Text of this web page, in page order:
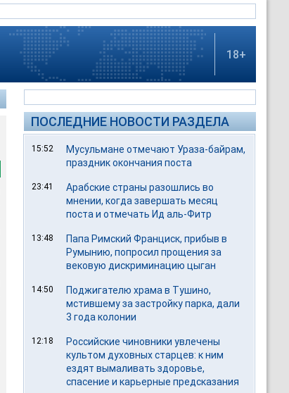
18+
ПОСЛЕДНИЕ НОВОСТИ РАЗДЕЛА
15:52
Мусульмане отмечают Ураза-байрам,
праздник окончания поста
23:41
Арабские страны разошлись во
мнении, когда завершать месяц
поста и отмечать Ид аль-Фитр
13:48
Папа Римский Франциск, прибыв в
Румынию, попросил прощения за
вековую дискриминацию цыган
14:50
Поджигателю храма в Тушино,
мстившему за застройку парка, дали
3 года колонии
12:18
Российские чиновники увлечены
культом духовных старцев: к ним
ездят вымаливать здоровье,
спасение и карьерные предсказания